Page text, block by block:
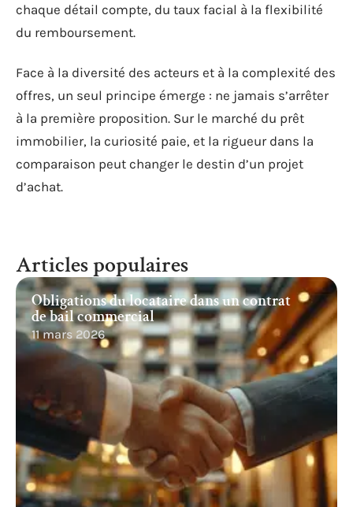
chaque détail compte, du taux facial à la flexibilité
du remboursement.
Face à la diversité des acteurs et à la complexité des
offres, un seul principe émerge : ne jamais s’arrêter
à la première proposition. Sur le marché du prêt
immobilier, la curiosité paie, et la rigueur dans la
comparaison peut changer le destin d’un projet
d’achat.
Articles populaires
Obligations du locataire dans un contrat
de bail commercial
11 mars 2026